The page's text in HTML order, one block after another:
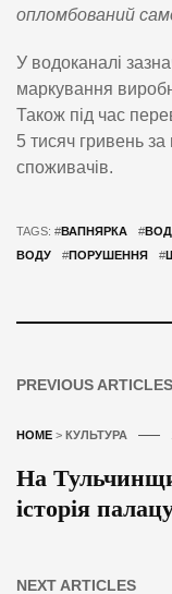
опломбований
У водоканалі
маркування
Також під час
5 тисяч гривень
споживачів.
TAGS: #ВАПНЯРКА #
ВОДУ
#ПОРУШЕННЯ #
PREVIOUS ARTICLES
HOME > КУЛЬТУРА
На
історія
NEXT ARTICLES